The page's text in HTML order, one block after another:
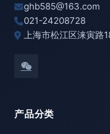
ghb585@163.com
021-24208728
上海市松江区涞寅路
产品分类